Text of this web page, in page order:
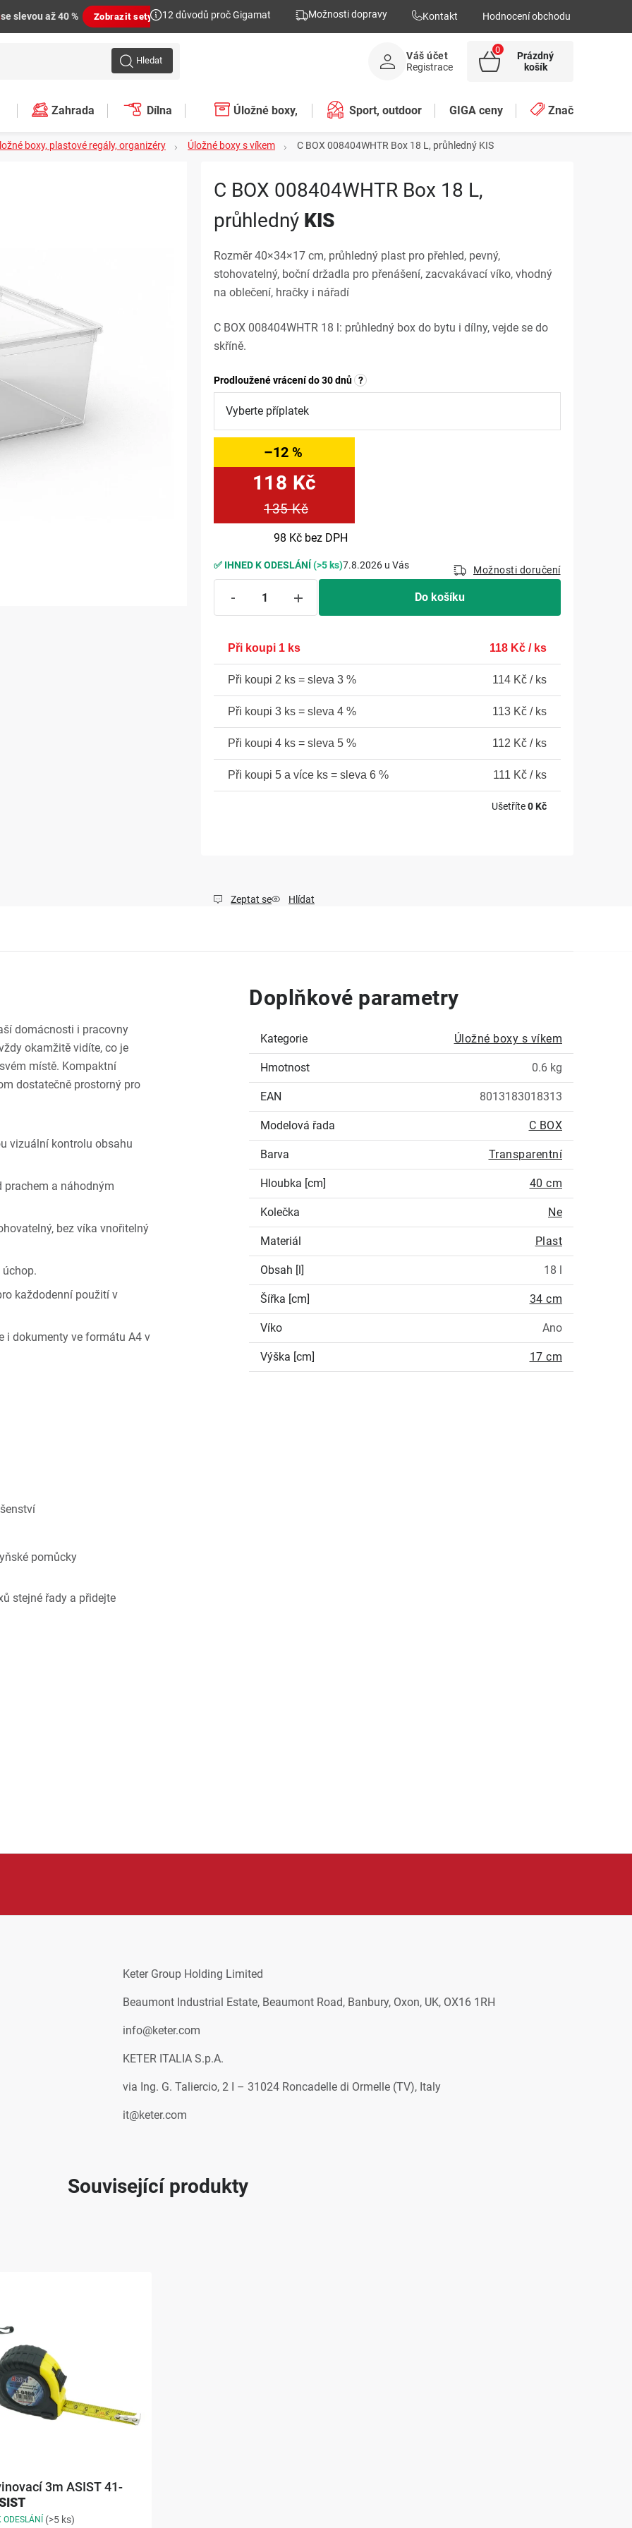
se slevou až 40 % Zobrazit sety 12 důvodů proč Gigamat Možnosti dopravy Kontakt Hodnocení obchodu
Hledat
Váš účet
Registrace
NÁKUPNÍ
Prázdný
košík
Zahrada Dílna Úložné boxy,
plastové regály,
organizéry
Sport, outdoor GIGA ceny Značky
boxy, plastové regály, organizéry Úložné boxy s víkem C BOX 008404WHTR Box 18 L, průhledný KIS
C BOX 008404WHTR Box 18 L,
průhledný KIS
Rozměr 40×34×17 cm, průhledný plast pro přehled, pevný,
stohovatelný, boční držadla pro přenášení, zacvakávací víko, vhodný
na oblečení, hračky i nářadí
C BOX 008404WHTR 18 l: průhledný box do bytu i dílny, vejde se do
skříně.
Prodloužené vrácení do 30 dnů ?
1 ks 118 Kč / ks
2 ks = sleva 3 % 114 Kč / ks
3 ks = sleva 4 % 113 Kč / ks
4 ks = sleva 5 % 112 Kč / ks
5 a více ks = sleva 6 % 111 Kč / ks
Ušetříte0 Kč
135 Kč
–12 %
118 Kč
98 Kč bez DPH
✅ IHNED K ODESLÁNÍ (>5 ks)7.8.2026 Možnosti doručení
Do košíku
Zeptat se Hlídat
domácnosti i pracovny
okamžitě vidíte, co je
místě. Kompaktní
dostatečně prostorný pro
vizuální kontrolu obsahu
prachem a náhodným
bez víka vnořitelný
každodenní použití v
i dokumenty ve formátu A4 v
pomůcky
stejné řady a přidejte
Doplňkové parametry
Kategorie Úložné boxy s víkem
Hmotnost 0.6 kg
EAN 8013183018313
Modelová řada C BOX
Barva Transparentní
Hloubka [cm] 40 cm
Kolečka Ne
Materiál Plast
Obsah [l] 18 l
Šířka [cm] 34 cm
Víko Ano
Výška [cm] 17 cm
Keter Group Holding Limited
Beaumont Industrial Estate, Beaumont Road, Banbury, Oxon, UK, OX16 1RH
info@keter.com
KETER ITALIA S.p.A.
via Ing. G. Taliercio, 2 I – 31024 Roncadelle di Ormelle (TV), Italy
it@keter.com
Související produkty
3m ASIST 41-
ODESLÁNÍ (>5 ks)